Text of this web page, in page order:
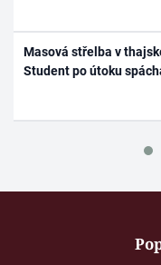
Masová střelba v
Student po útoku